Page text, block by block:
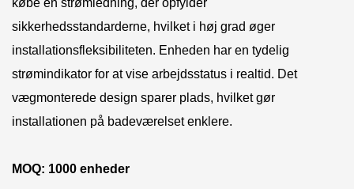
købe en strømledning, der opfylder
sikkerhedsstandarderne, hvilket i høj grad øger
installationsfleksibiliteten. Enheden har en tydelig
strømindikator for at vise arbejdsstatus i realtid. Det
vægmonterede design sparer plads, hvilket gør
installationen på badeværelset enklere.
MOQ: 1000 enheder